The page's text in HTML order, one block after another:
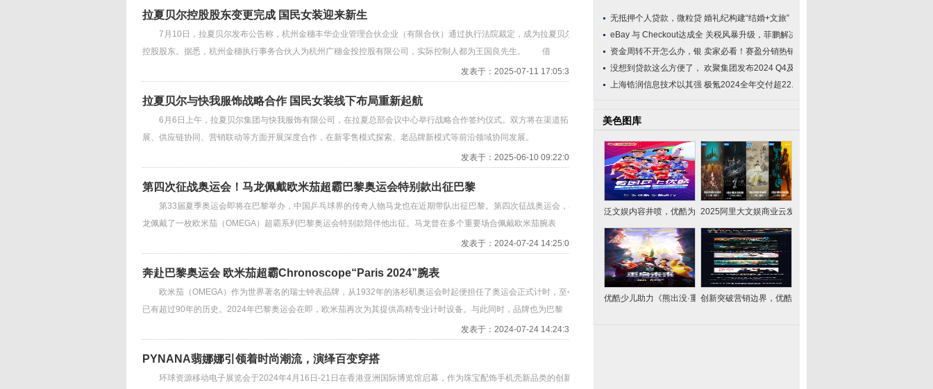
拉夏贝尔控股股东变更完成 国民女装迎来新生
7月10日，拉夏贝尔发布公告称，杭州金穗丰华企业管理合伙企业（有限合伙）通过执行法院裁定，成为拉夏贝尔
控股股东。据悉，杭州金穗执行事务合伙人为杭州广穗金投控股有限公司，实际控制人都为王国良先生。 借
发表于：2025-07-11 17:05:30
拉夏贝尔与快我服饰战略合作 国民女装线下布局重新起航
6月6日上午，拉夏贝尔集团与快我服饰有限公司，在拉夏总部会议中心举行战略合作签约仪式。双方将在渠道拓
展、供应链协同、营销联动等方面开展深度合作，在新零售模式探索、老品牌新模式等前沿领域协同发展。
发表于：2025-06-10 09:22:07
第四次征战奥运会！马龙佩戴欧米茄超霸巴黎奥运会特别款出征巴黎
第33届夏季奥运会即将在巴黎举办，中国乒乓球界的传奇人物马龙也在近期带队出征巴黎。第四次征战奥运会，马
龙佩戴了一枚欧米茄（OMEGA）超霸系列巴黎奥运会特别款陪伴他出征。马龙曾在多个重要场合佩戴欧米茄腕表
发表于：2024-07-24 14:25:01
奔赴巴黎奥运会 欧米茄超霸Chronoscope“Paris 2024”腕表
欧米茄（OMEGA）作为世界著名的瑞士钟表品牌，从1932年的洛杉矶奥运会时起便担任了奥运会正式计时，至今
已有超过90年的历史。2024年巴黎奥运会在即，欧米茄再次为其提供高精专业计时设备。与此同时，品牌也为巴黎
发表于：2024-07-24 14:24:36
PYNANA翡娜娜引领着时尚潮流，演绎百变穿搭
环球资源移动电子展览会于2024年4月16日-21日在香港亚洲国际博览馆启幕，作为珠宝配饰手机壳新品类的创新
无抵押个人贷款，微粒贷 婚礼纪构建“结婚+文旅”
eBay 与 Checkout达成全 关税风暴升级，菲鹏解决
资金周转不开怎么办，银 卖家必看！赛盈分销热销
没想到贷款这么方便了， 欢聚集团发布2024 Q4及全
上海锆润信息技术以其强 极氪2024全年交付超22.2
美色图库
泛文娱内容井喷，优酷为品牌2025阿里大文娱商业云发布|2
优酷少儿助力《熊出没·重启创新突破营销边界，优酷斩获